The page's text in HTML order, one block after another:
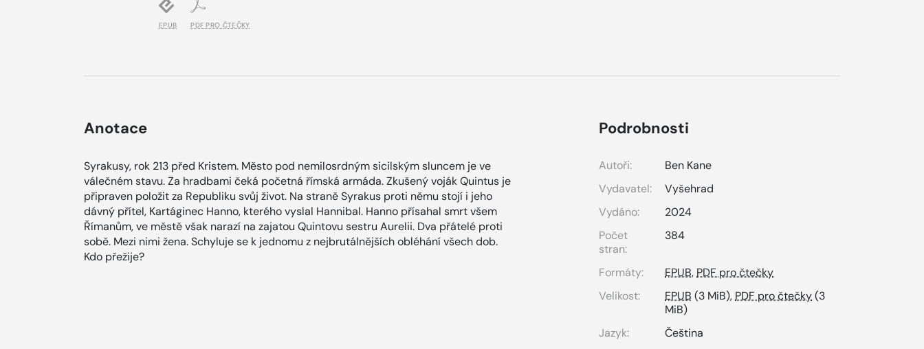
EPUB PDF PRO ČTEČKY
Anotace
Syrakusy, rok 213 před Kristem. Město pod nemilosrdným sicilským sluncem je ve
válečném stavu. Za hradbami čeká početná římská armáda. Zkušený voják Quintus je
připraven položit za Republiku svůj život. Na straně Syrakus proti němu stojí i jeho
dávný přítel, Kartáginec Hanno, kterého vyslal Hannibal. Hanno přísahal smrt všem
Římanům, ve městě však narazí na zajatou Quintovu sestru Aurelii. Dva přátelé proti
sobě. Mezi nimi žena. Schyluje se k jednomu z nejbrutálnějších obléhání všech dob.
Kdo přežije?
Podrobnosti
Autoři:
Ben Kane
Vydavatel:
Vyšehrad
Vydáno:
2024
Počet
stran:
384
Formáty: EPUB, PDF pro čtečky
Velikost:
EPUB (3 MiB), PDF pro čtečky(3
MiB)
Jazyk:
Čeština